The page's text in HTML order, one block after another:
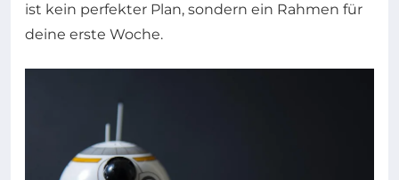
ist kein perfekter Plan, sondern ein Rahmen für
deine erste Woche.